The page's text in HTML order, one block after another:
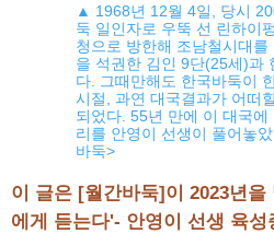
▲ 1968년 12월 4일, 당시
둑 일인자로 우뚝 선 린하이
청으로 방한해 조남철시대
을 석권한 김인 9단(25세)과
다. 그때만해도 한국바둑이
시절, 과연 대국결과가 어떠
되었다. 55년 만에 이 대국에
리를 안영이 선생이 풀어놓
바둑>
이 글은 [월간바둑]이 2023년
에게 듣는다'- 안영이 선생 육